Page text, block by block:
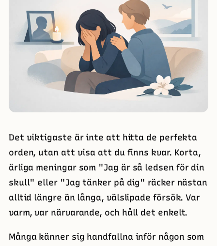
Det viktigaste är inte att hitta de perfekta
orden, utan att visa att du finns kvar. Korta,
ärliga meningar som "Jag är så ledsen för din
skull" eller "Jag tänker på dig" räcker nästan
alltid längre än långa, välslipade försök. Var
varm, var närvarande, och håll det enkelt.
Många känner sig handfallna inför någon som